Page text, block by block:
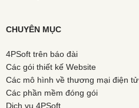
CHUYÊN MỤC
4PSoft trên báo đài
Các gói thiết kế Website
Các mô hình về thương mại điện tử
Các phần mềm đóng gói
Dịch vụ 4PSoft